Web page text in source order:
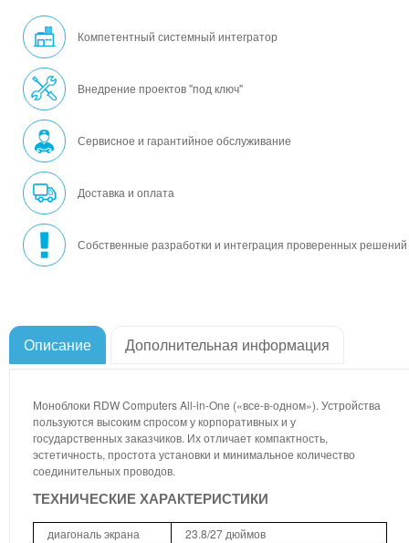
Компетентный системный интегратор
Внедрение проектов "под ключ"
Сервисное и гарантийное обслуживание
Доставка и оплата
Собственные разработки и интеграция проверенных решений
Описание Дополнительная информация
Моноблоки RDW Computers All-in-One («все-в-одном»). Устройства
пользуются высоким спросом у корпоративных и у
государственных заказчиков. Их отличает компактность,
эстетичность, простота установки и минимальное количество
соединительных проводов.
ТЕХНИЧЕСКИЕ ХАРАКТЕРИСТИКИ
диагональ экрана
23.8/27 дюймов